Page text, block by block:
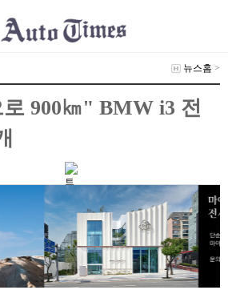
뉴스홈 >
900㎞" BMW i3 전